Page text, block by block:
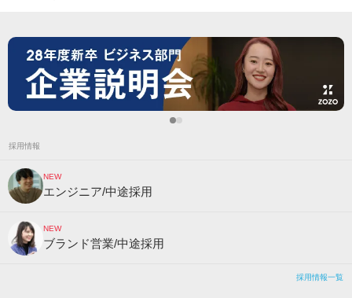
採用情報
NEW
エンジニア/中途採用
NEW
ブランド営業/中途採用
採用情報一覧